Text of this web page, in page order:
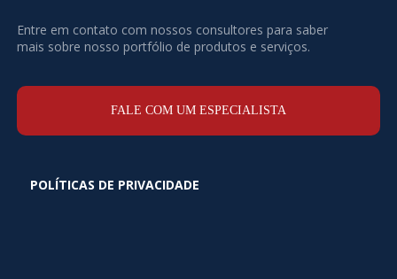
Entre em contato com nossos consultores para saber
mais sobre nosso portfólio de produtos e serviços.
FALE COM UM ESPECIALISTA
POLÍTICAS DE PRIVACIDADE